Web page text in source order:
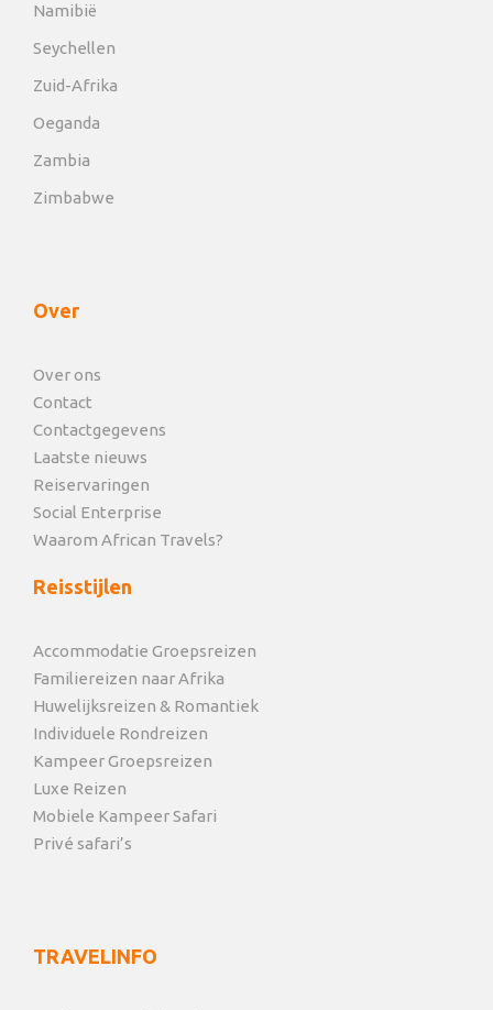
Namibië
Seychellen
Zuid-Afrika
Oeganda
Zambia
Zimbabwe
Over
Over ons
Contact
Contactgegevens
Laatste nieuws
Reiservaringen
Social Enterprise
Waarom African Travels?
Reisstijlen
Accommodatie Groepsreizen
Familiereizen naar Afrika
Huwelijksreizen & Romantiek
Individuele Rondreizen
Kampeer Groepsreizen
Luxe Reizen
Mobiele Kampeer Safari
Privé safari’s
TRAVELINFO